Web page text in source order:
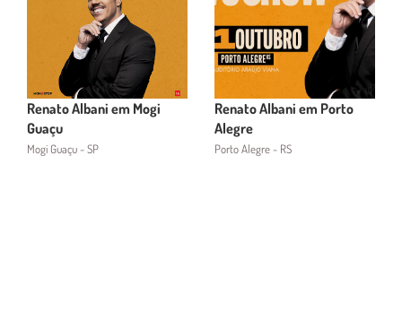
Renato Albani em Mogi
Guaçu
Mogi Guaçu - SP
Renato Albani em Porto
Alegre
Porto Alegre - RS